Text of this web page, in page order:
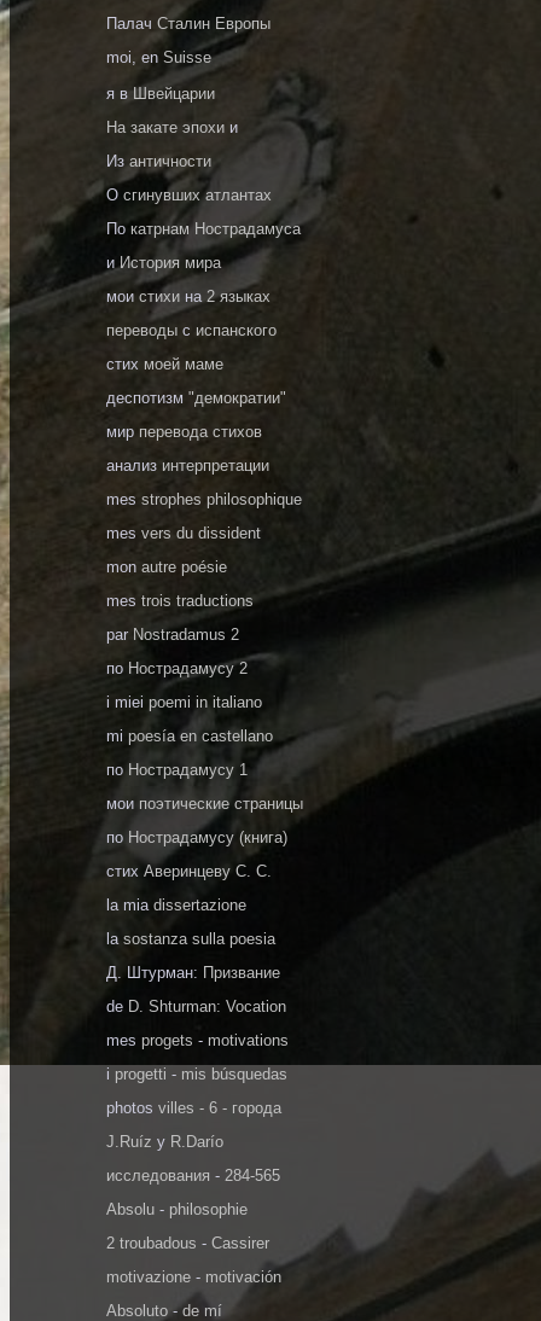
Палач Сталин Европы
moi, en Suisse
я в Швейцарии
На закате эпохи и
Из античности
О сгинувших атлантах
По катрнам Нострадамуса
и История мира
мои стихи на 2 языках
переводы с испанского
стих моей маме
деспотизм "демократии"
мир перевода стихов
анализ интерпретации
mes strophes philosophique
mes vers du dissident
mon autre poésie
mes trois traductions
par Nostradamus 2
по Нострадамусу 2
i miei poemi in italiano
mi poesía en castellano
по Нострадамусу 1
мои поэтические страницы
по Нострадамусу (книга)
стих Аверинцеву С. С.
la mia dissertazione
la sostanza sulla poesia
Д. Штурман: Призвание
de D. Shturman: Vocation
mes progets - motivations
i progetti - mis búsquedas
photos villes - 6 - города
J.Ruíz y R.Darío
исследования - 284-565
Absolu - philosophie
2 troubadous - Cassirer
motivazione - motivación
Absoluto -de mí